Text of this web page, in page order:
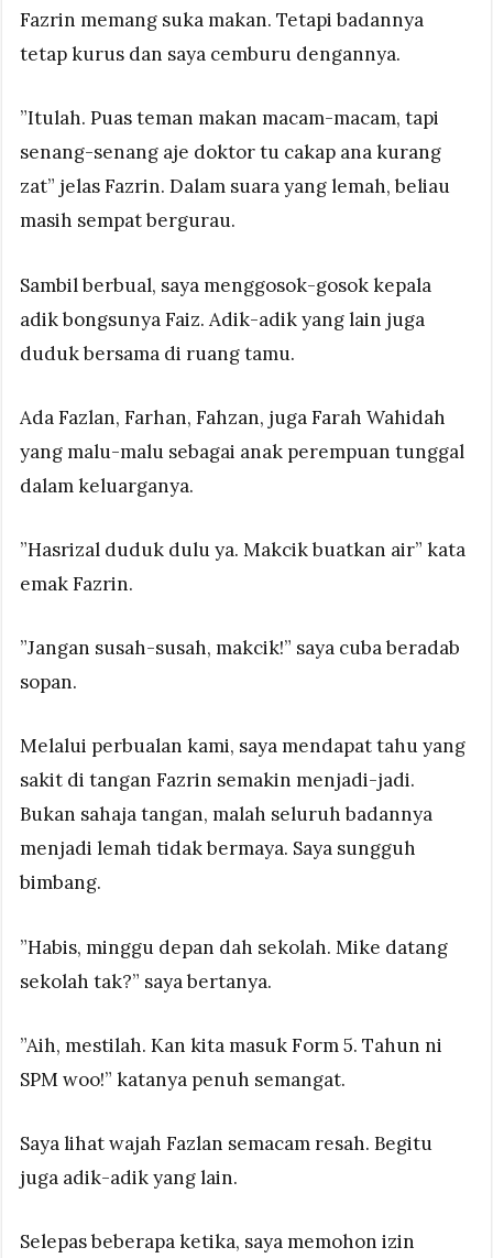
Fazrin memang suka makan. Tetapi badannya
tetap kurus dan saya cemburu dengannya.
”Itulah. Puas teman makan macam-macam, tapi
senang-senang aje doktor tu cakap ana kurang
zat” jelas Fazrin. Dalam suara yang lemah, beliau
masih sempat bergurau.
Sambil berbual, saya menggosok-gosok kepala
adik bongsunya Faiz. Adik-adik yang lain juga
duduk bersama di ruang tamu.
Ada Fazlan, Farhan, Fahzan, juga Farah Wahidah
yang malu-malu sebagai anak perempuan tunggal
dalam keluarganya.
”Hasrizal duduk dulu ya. Makcik buatkan air” kata
emak Fazrin.
”Jangan susah-susah, makcik!” saya cuba beradab
sopan.
Melalui perbualan kami, saya mendapat tahu yang
sakit di tangan Fazrin semakin menjadi-jadi.
Bukan sahaja tangan, malah seluruh badannya
menjadi lemah tidak bermaya. Saya sungguh
bimbang.
”Habis, minggu depan dah sekolah. Mike datang
sekolah tak?” saya bertanya.
”Aih, mestilah. Kan kita masuk Form 5. Tahun ni
SPM woo!” katanya penuh semangat.
Saya lihat wajah Fazlan semacam resah. Begitu
juga adik-adik yang lain.
Selepas beberapa ketika, saya memohon izin